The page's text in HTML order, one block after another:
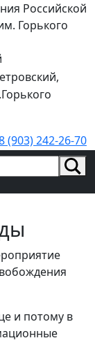
Российской
Горького
(903) 242-26-70
и потому в